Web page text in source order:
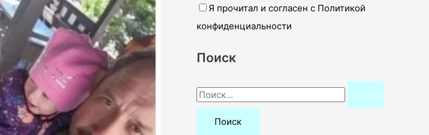
Я прочитал и согласен с Политикой
конфиденциальности
Поиск
П
о